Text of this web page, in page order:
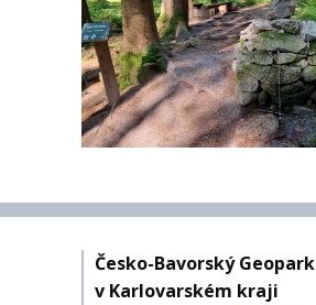
Česko-Bavorský Geopark
v Karlovarském kraji